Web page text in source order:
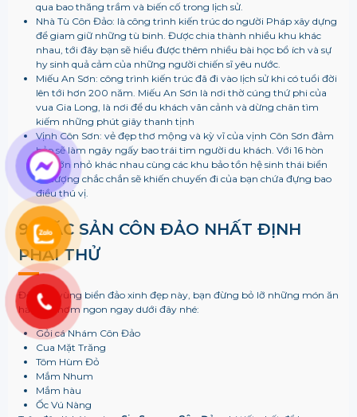
qua bao thăng trầm và biến cố trong lịch sử.
Nhà Tù Côn Đảo: là công trình kiến trúc do người Pháp xây dựng
để giam giữ những tù binh. Được chia thành nhiều khu khác
nhau, tới đây bạn sẽ hiểu được thêm nhiều bài học bổ ích và sự
hy sinh quả cảm của những người chiến sĩ yêu nước.
Miếu An Sơn: công trình kiến trúc đã đi vào lịch sử khi có tuổi đời
lên tới hơn 200 năm. Miếu An Sơn là nơi thờ cúng thứ phi của
vua Gia Long, là nơi để du khách vãn cảnh và dừng chân tìm
kiếm những phút giây thanh tịnh
Vịnh Côn Sơn: vẻ đẹp thơ mộng và kỳ vĩ của vịnh Côn Sơn đảm
bảo sẽ làm ngây ngấy bao trái tim người du khách. Với 16 hòn
đảo lớn nhỏ khác nhau cùng các khu bảo tồn hệ sinh thái biển
ấn tượng chắc chắn sẽ khiến chuyến đi của bạn chứa đựng bao
điều thú vị.
9. ĐẶC SẢN CÔN ĐẢO NHẤT ĐỊNH
PHẢI THỬ
Đến với vùng biển đảo xinh đẹp này, bạn đừng bỏ lỡ những món ăn
hải sản thơm ngon ngay dưới đây nhé:
Gỏi cá Nhám Côn Đảo
Cua Mặt Trăng
Tôm Hùm Đỏ
Mắm Nhum
Mắm hàu
Ốc Vú Nàng